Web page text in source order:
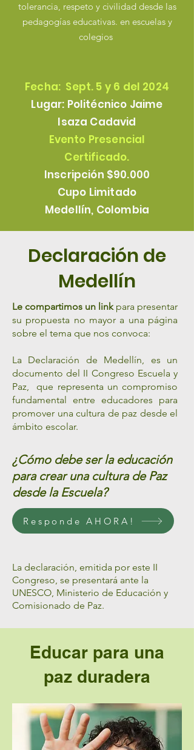
tolerancia, respeto y civilidad desde las
pedagogías educativas. en escuelas y
colegios
Fecha: Sept. 5 y 6 del 2024
Lugar: Politécnico Jaime
Isaza Cadavid
Evento Presencial
Certificado.
Inscripción $90.000
Cupo Limitado
Medellín, Colombia
Declaración de
Medellín
Le compartimos un linkpara presentar
su propuesta no mayor a una página
sobre el tema que nos convoca:
La Declaración de Medellín, es un
documento del II Congreso Escuela y
Paz, que representa un compromiso
fundamental entre educadores para
promover una cultura de paz desde el
ámbito escolar.
¿Cómo debe ser la educación
para crear una cultura de Paz
desde la Escuela?
Responde AHORA!
La declaración, emitida por este II
Congreso, se presentará ante la
UNESCO, Ministerio de Educación y
Comisionado de Paz.
Educar para una
paz duradera